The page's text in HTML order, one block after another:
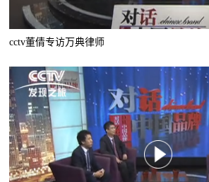
cctv董倩专访万典律师